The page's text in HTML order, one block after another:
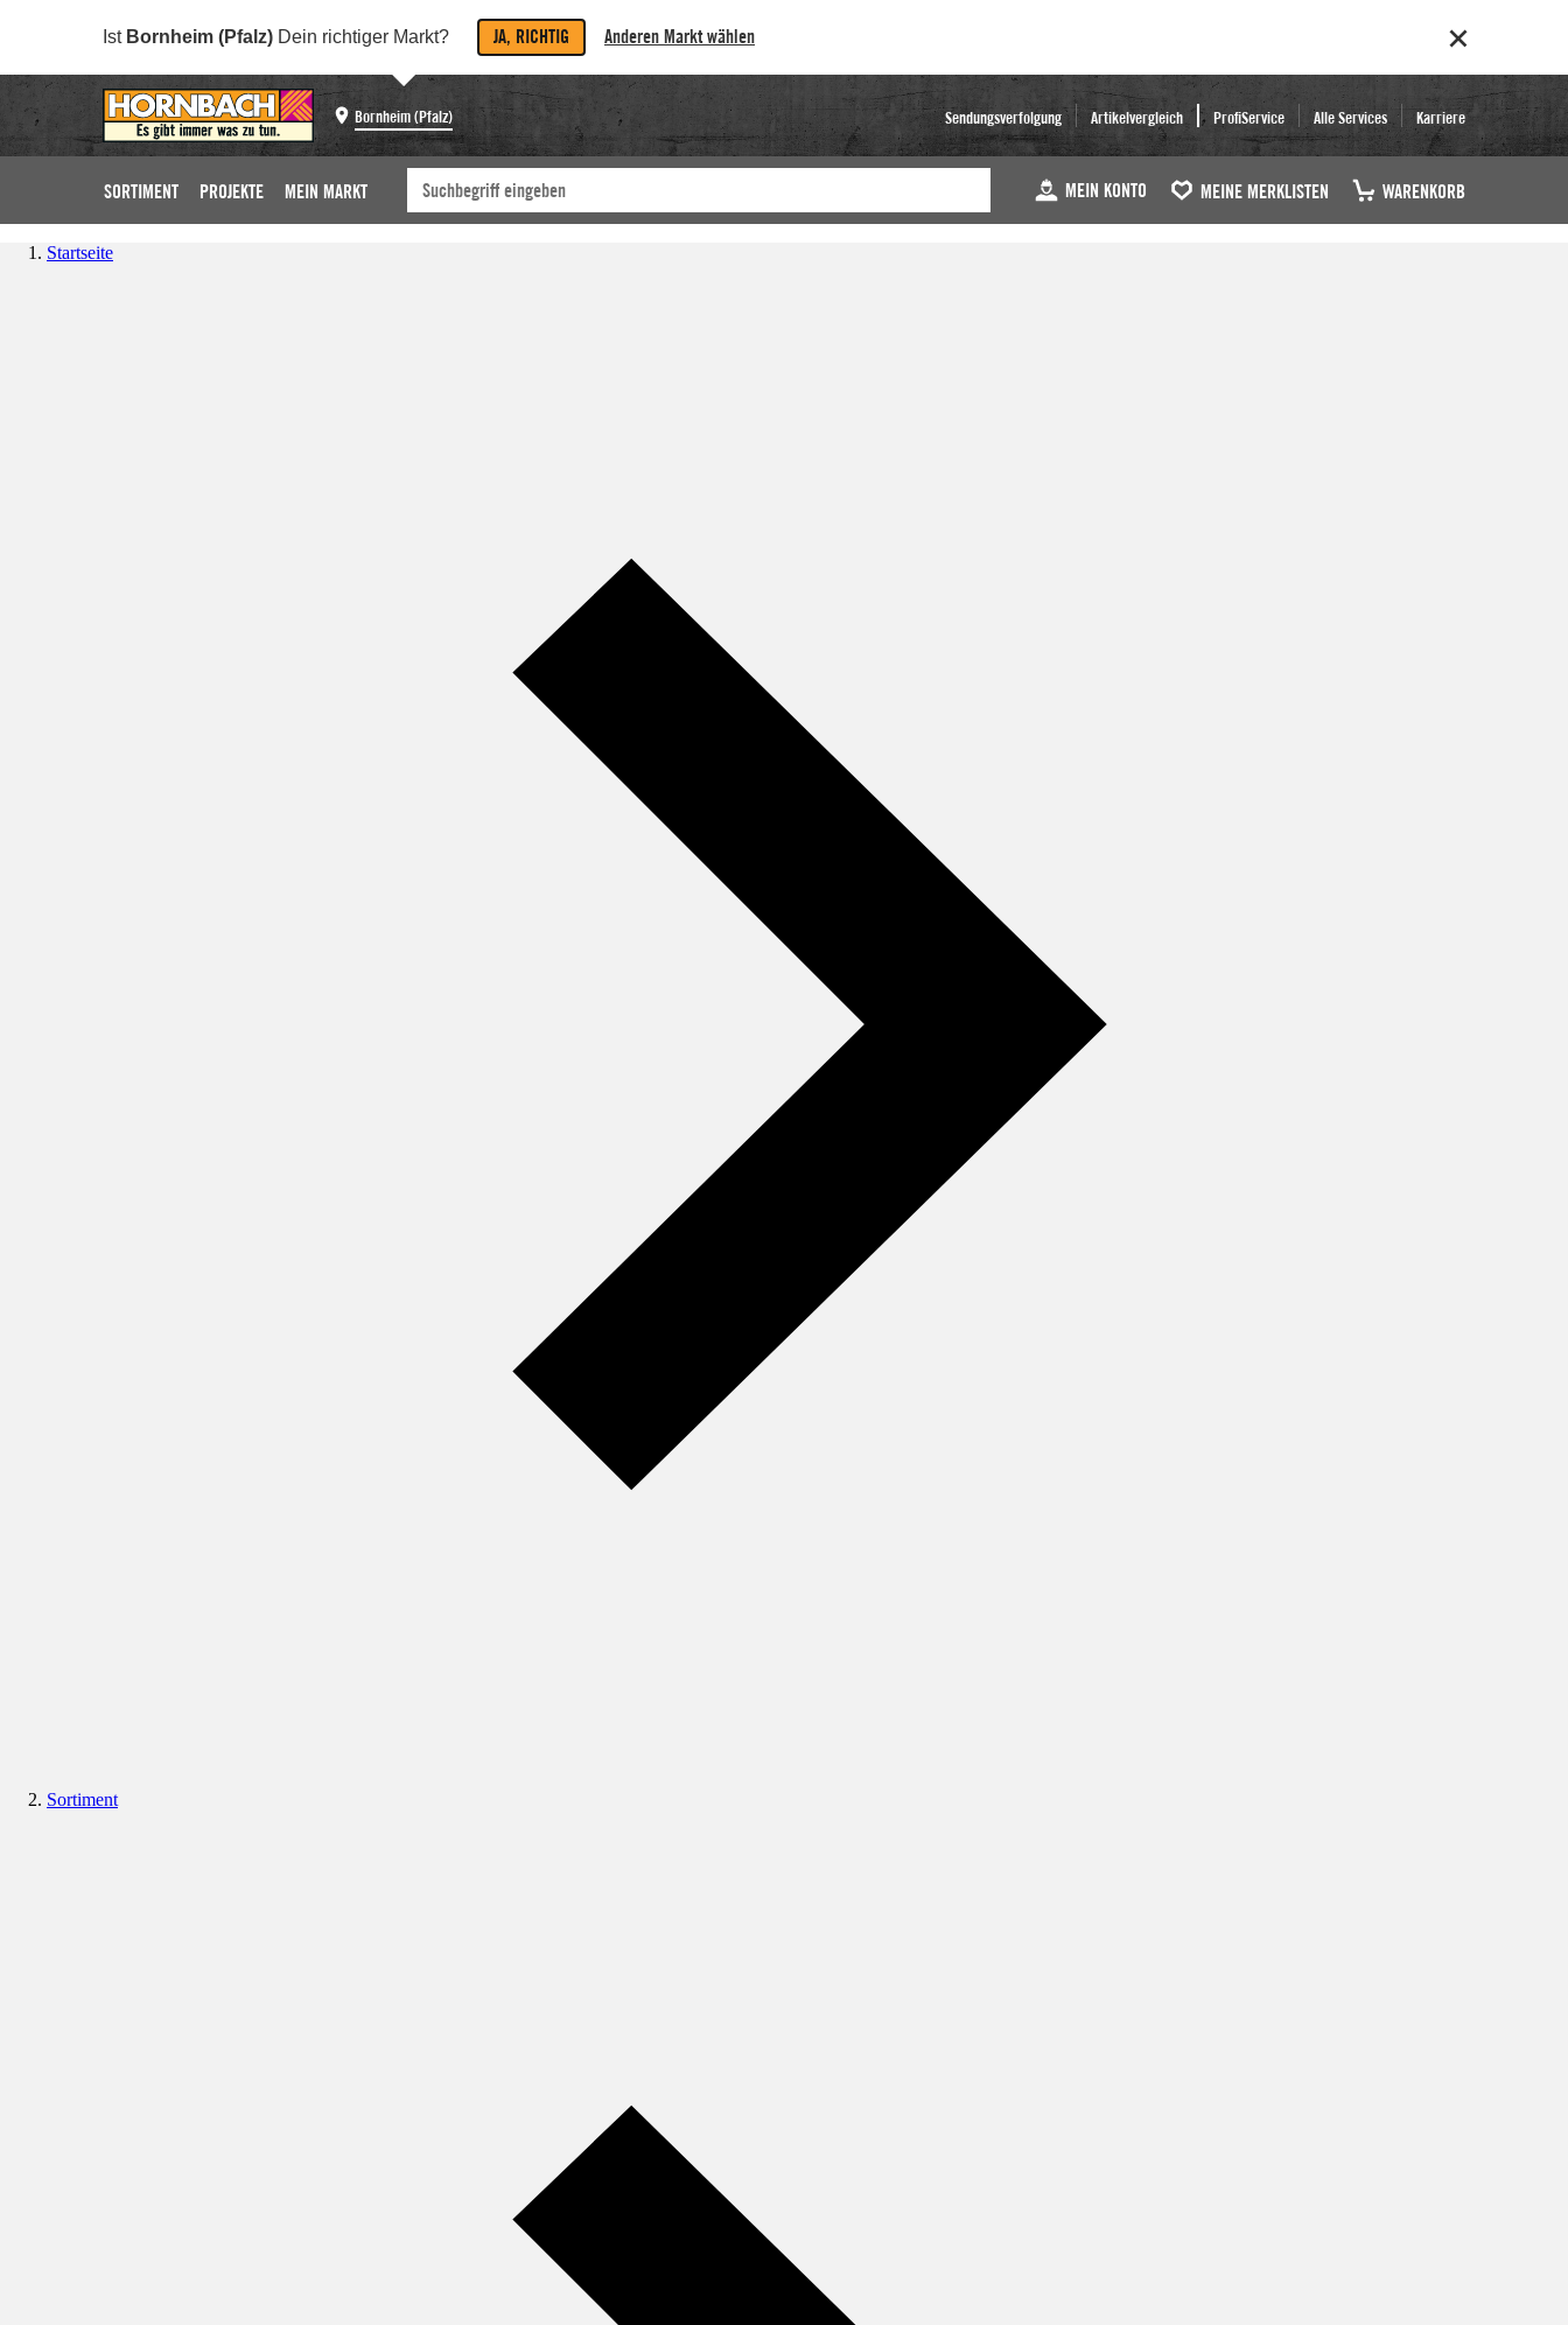
Ist Bornheim (Pfalz) Dein richtiger Markt? JA, RICHTIG Anderen Markt wählen
Bornheim (Pfalz) Sendungsverfolgung Artikelvergleich ProfiService Alle Services Karriere
SORTIMENT PROJEKTE MEIN MARKT MEIN KONTO MEINE MERKLISTEN WARENKORB
Startseite
Sortiment